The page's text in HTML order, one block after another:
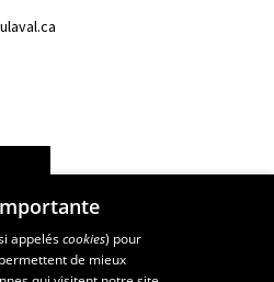
appeléscookies) pour
de mieux